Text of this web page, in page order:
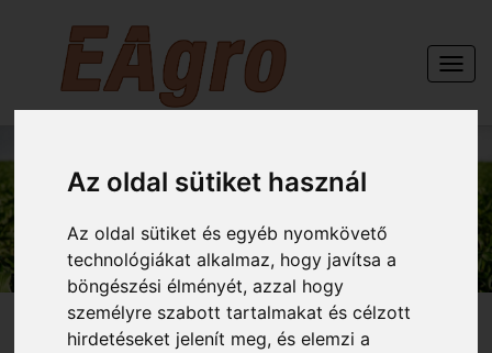
Az oldal sütiket használ
Az oldal sütiket és egyéb nyomkövető
technológiákat alkalmaz, hogy javítsa a
böngészési élményét, azzal hogy
személyre szabott tartalmakat és célzott
hirdetéseket jelenít meg, és elemzi a
GÉPEINK